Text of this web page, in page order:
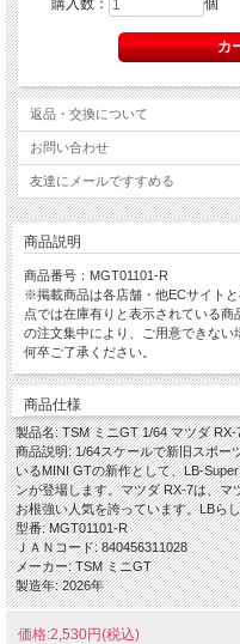
購入数： 個
返品・交換について
お問い合わせ
友達にメールですすめる
商品説明
商品番号：MGT01101-R
※掲載商品は各店舗・他ECサイト
点では在庫有りと表示されている
の注文集中により、ご用意できない
何卒ご了承ください。
商品仕様
製品名: TSM ミニGT 1/64 マツダ
商品説明: 1/64スケールで新旧スポー
いるMINI GTの新作として、LB-
ンが登場します。マツダ RX-7は、
お根強い人気を誇っています。LBら
型番: MGT01101-R
ＪＡＮコード: 840456311028
メーカー: TSM ミニGT
製造年: 2026年
価格:2,530円(税込)